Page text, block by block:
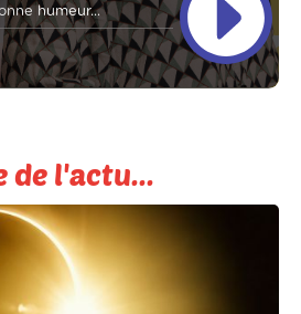
humeur...
de l'actu...